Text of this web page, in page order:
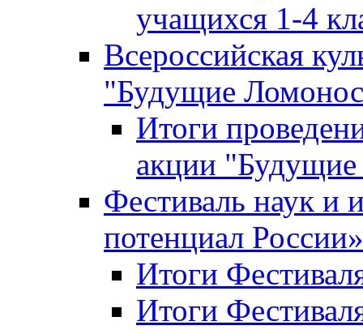
учащихся 1-4
Всероссийская
"Будущие
Итоги
акции
Фестиваль наук и
потенциал России»
Итоги
Итоги